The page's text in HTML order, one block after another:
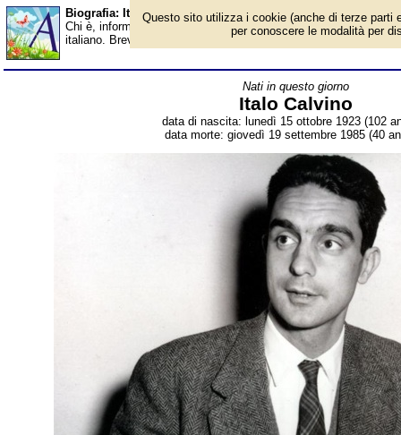
Biografia: Italo Calvino - Almanacco
Chi è, informazioni, foto, qual è la data di nascita, dove è nato,
italiano. Breve biografia. Voce dell'Almanacco.
Nati in questo giorno
Italo Calvino
data di nascita: lunedì 15 ottobre 1923 (102
data morte: giovedì 19 settembre 1985 (40
Questo sito utilizza i cookie (anche di terze parti
per conoscere le modalità per